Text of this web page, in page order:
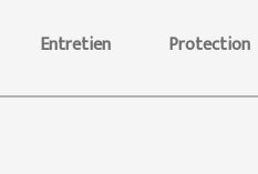
Entretien Protection